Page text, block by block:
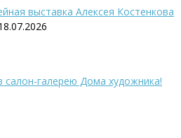
выставка Алексея Костенкова
галерею Дома художника!